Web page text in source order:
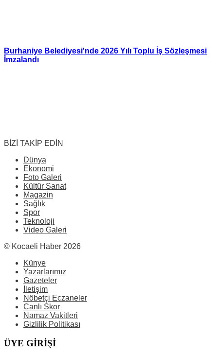
Burhaniye Belediyesi'nde 2026 Yılı Toplu İş Sözleşmesi
İmzalandı
BİZİ TAKİP EDİN
Dünya
Ekonomi
Foto Galeri
Kültür Sanat
Magazin
Sağlık
Spor
Teknoloji
Video Galeri
© Kocaeli Haber 2026
Künye
Yazarlarımız
Gazeteler
İletişim
Nöbetçi Eczaneler
Canlı Skor
Namaz Vakitleri
Gizlilik Politikası
ÜYE GİRİŞİ